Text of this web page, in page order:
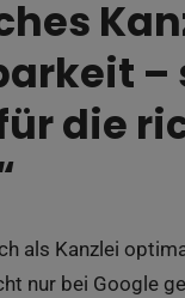
–
die
als Kanzlei
nur bei Google